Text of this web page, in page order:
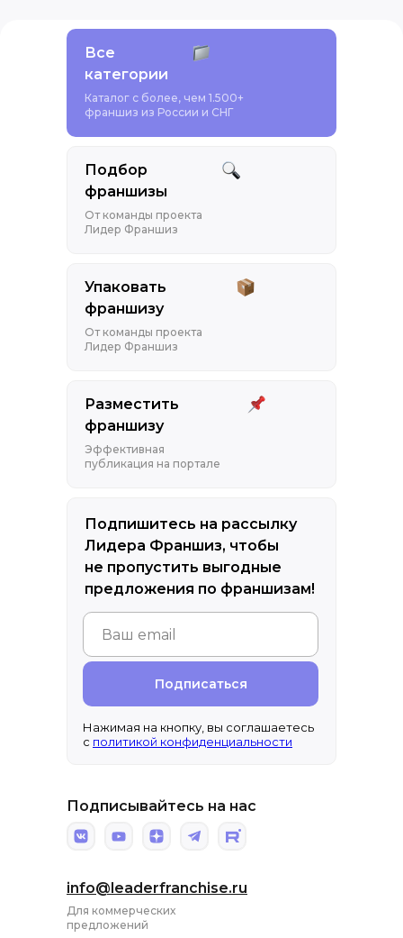
Все
категории
Каталог с более, чем 1.500+
франшиз из России и СНГ
Подбор
франшизы
От команды проекта
Лидер Франшиз
Разместить
франшизу
Подпишитесь на рассылку
Лидера Франшиз, чтобы
не пропустить выгодные
предложения по франшизам!
Эффективная
публикация на портале
Упаковать
франшизу
От команды проекта
Лидер Франшиз
Подписывайтесь на нас
info@leaderfranchise.ru
Для коммерческих
предложений
Подписаться
Нажимая на кнопку, вы соглашаетесь
с политикой конфиденциальности